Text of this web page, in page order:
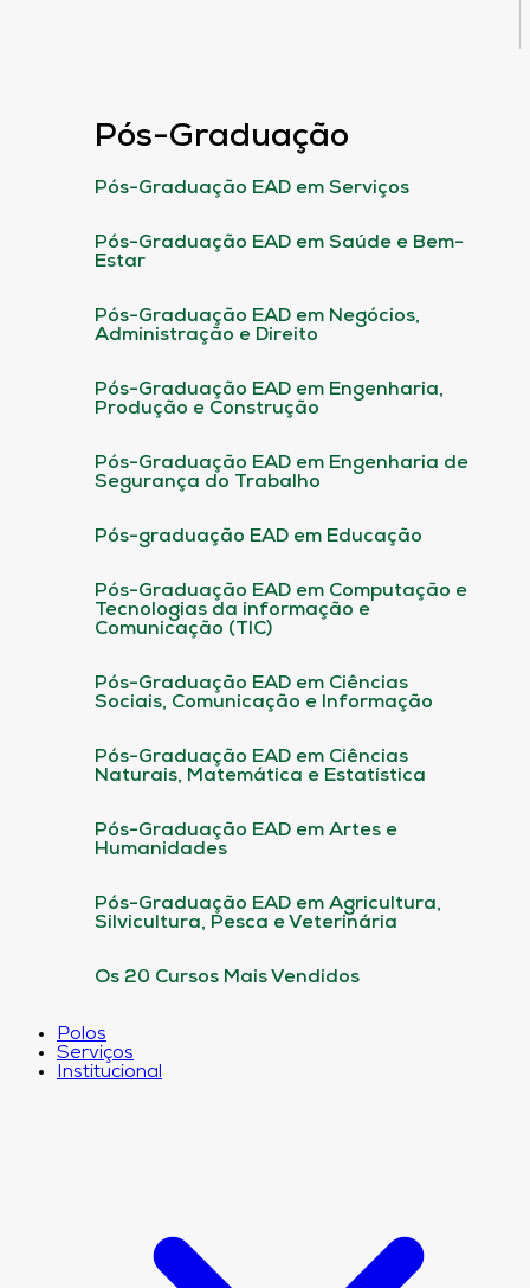
Pós-Graduação
Pós-Graduação EAD em Serviços
Pós-Graduação EAD em Saúde e Bem-
Estar
Pós-Graduação EAD em Negócios,
Administração e Direito
Pós-Graduação EAD em Engenharia,
Produção e Construção
Pós-Graduação EAD em Engenharia de
Segurança do Trabalho
Pós-graduação EAD em Educação
Pós-Graduação EAD em Computação e
Tecnologias da informação e
Comunicação (TIC)
Pós-Graduação EAD em Ciências
Sociais, Comunicação e Informação
Pós-Graduação EAD em Ciências
Naturais, Matemática e Estatística
Pós-Graduação EAD em Artes e
Humanidades
Pós-Graduação EAD em Agricultura,
Silvicultura, Pesca e Veterinária
Os 20 Cursos Mais Vendidos
Polos
Serviços
Institucional